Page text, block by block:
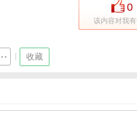
0
该内容对我
收藏